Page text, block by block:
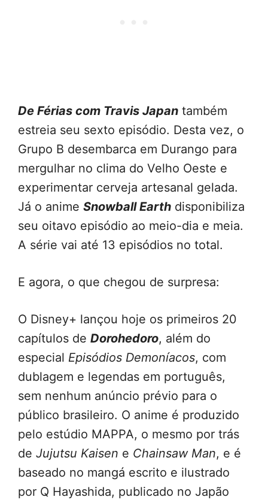
De Férias com Travis Japan também
estreia seu sexto episódio. Desta vez, o
Grupo B desembarca em Durango para
mergulhar no clima do Velho Oeste e
experimentar cerveja artesanal gelada.
Já o anime Snowball Earth disponibiliza
seu oitavo episódio ao meio-dia e meia.
A série vai até 13 episódios no total.
E agora, o que chegou de surpresa:
O Disney+ lançou hoje os primeiros 20
capítulos de Dorohedoro, além do
especial Episódios Demoníacos, com
dublagem e legendas em português,
sem nenhum anúncio prévio para o
público brasileiro. O anime é produzido
pelo estúdio MAPPA, o mesmo por trás
de Jujutsu Kaisen e Chainsaw Man, e é
baseado no mangá escrito e ilustrado
por Q Hayashida, publicado no Japão